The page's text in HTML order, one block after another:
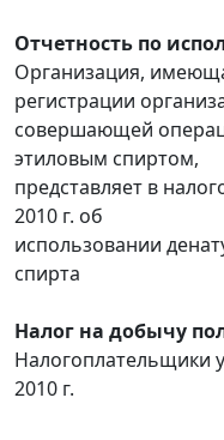
Отчетность по
Организация,
регистрации
совершающей
этиловым спиртом,
представляет в
2010 г. об
использовании
спирта
Налог на добычу
Налогоплательщики
2010 г.